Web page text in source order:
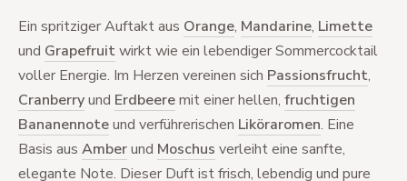
Ein spritziger Auftakt aus Orange, Mandarine, Limette
und Grapefruitwirkt wie ein lebendiger Sommercocktail
voller Energie. Im Herzen vereinen sich Passionsfrucht,
Cranberryund Erdbeeremit einer hellen, fruchtigen
Bananennoteund verführerischen Liköraromen. Eine
Basis aus Amberund Moschus verleiht eine sanfte,
elegante Note. Dieser Duft ist frisch, lebendig und pure